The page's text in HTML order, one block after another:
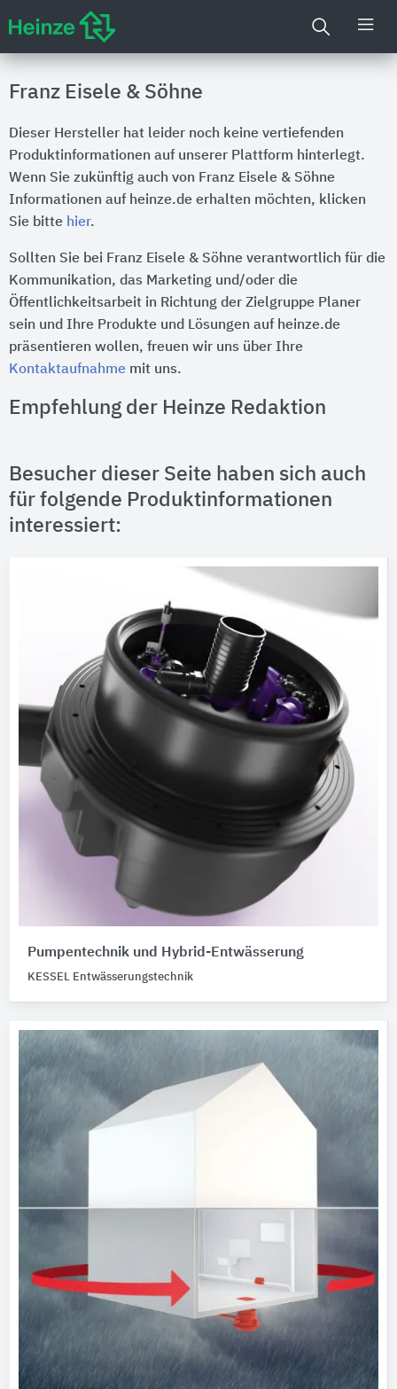
Franz Eisele & Söhne
Dieser Hersteller hat leider noch keine vertiefenden
Produktinformationen auf unserer Plattform hinterlegt.
Wenn Sie zukünftig auch von Franz Eisele & Söhne
Informationen auf heinze.de erhalten möchten, klicken
Sie bitte hier.
Sollten Sie bei Franz Eisele & Söhne verantwortlich für die
Kommunikation, das Marketing und/oder die
Öffentlichkeitsarbeit in Richtung der Zielgruppe Planer
sein und Ihre Produkte und Lösungen auf heinze.de
präsentieren wollen, freuen wir uns über Ihre
Kontaktaufnahme mit uns.
Empfehlung der Heinze Redaktion
Besucher dieser Seite haben sich auch
für folgende Produktinformationen
interessiert:
Pumpentechnik und Hybrid-Entwässerung
KESSEL Entwässerungstechnik